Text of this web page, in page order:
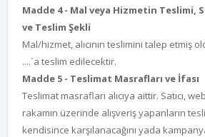
Madde 4 - Mal veya Hizmetin Teslimi,
ve Teslim Şekli
Mal/hizmet, alıcının teslimini talep etmiş
....`a teslim edilecektir.
Madde 5 - Teslimat Masrafları ve İfası
Teslimat masrafları alıcıya aittir. Satıcı,
rakamın üzerinde alışveriş yapanların
kendisince karşılanacağını yada